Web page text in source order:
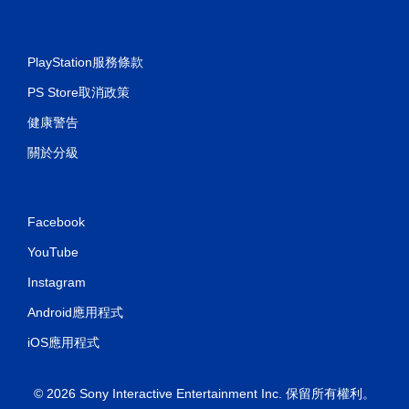
PlayStation服務條款
PS Store取消政策
健康警告
關於分級
Facebook
YouTube
Instagram
Android應用程式
iOS應用程式
© 2026 Sony Interactive Entertainment Inc. 保留所有權利。